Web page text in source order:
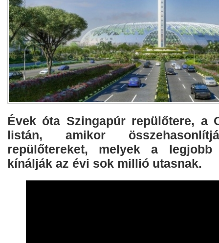
Évek óta Szingapúr repülőtere, a
listán, amikor
repülőtereket, melyek a legjobb
kínálják az évi sok millió utasnak.